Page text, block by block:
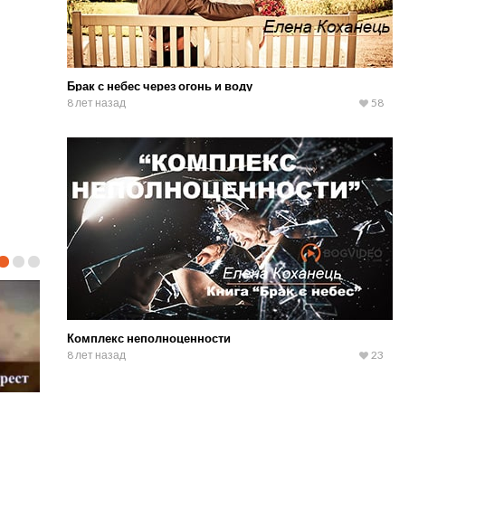
Брак с небес через огонь и воду
8 лет назад 58
Комплекс неполноценности
8 лет назад 23